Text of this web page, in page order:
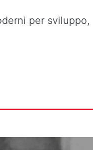
per sviluppo,